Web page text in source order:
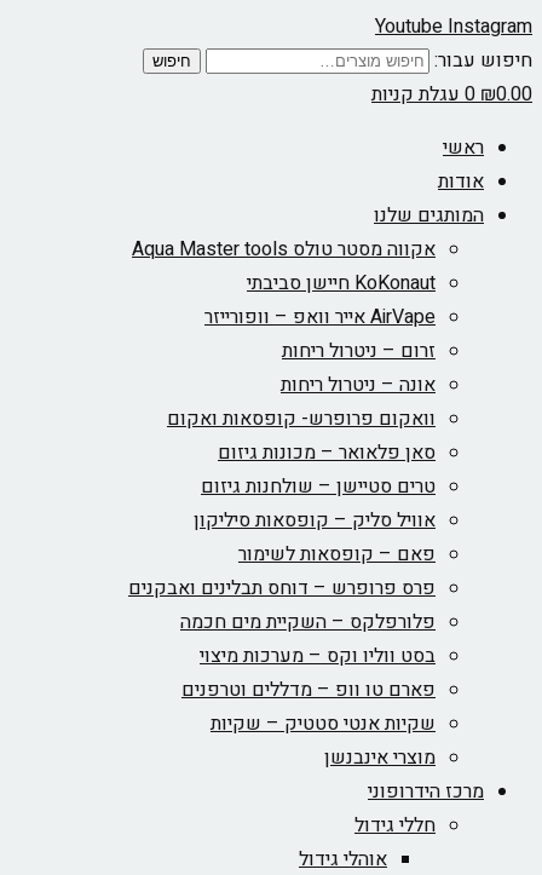
YoutubeInstagram
חיפוש עבור:
חיפוש
₪0.00
0עגלת קניות
ראשי
אודות
המותגים שלנו
אקווה מסטר טולס Aqua Master tools
KoKonaut חיישן סביבתי
AirVape אייר וואפ – וופורייזר
זרום – ניטרול ריחות
אונה – ניטרול ריחות
וואקום פרופרש- קופסאות ואקום
סאן פלאואר – מכונות גיזום
טרים סטיישן – שולחנות גיזום
אוויל סליק – קופסאות סיליקון
פאם – קופסאות לשימור
פרס פרופרש – דוחס תבלינים ואבקנים
פלורפלקס – השקיית מים חכמה
בסט ווליו וקס – מערכות מיצוי
פארם טו וופ – מדללים וטרפנים
שקיות אנטי סטטיק – שקיות
מוצרי אינבנשן
מרכז הידרופוני
חללי גידול
אוהלי גידול